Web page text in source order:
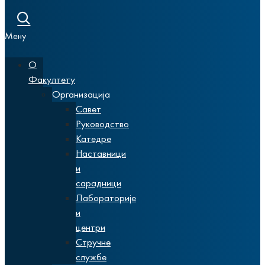
Мену
О
Факултету
Организација
Савет
Руководство
Катедре
Наставници
и
сарадници
Лабораторије
и
центри
Стручне
службе